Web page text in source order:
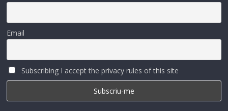
Email
Subscribing I accept the privacy rules of this site